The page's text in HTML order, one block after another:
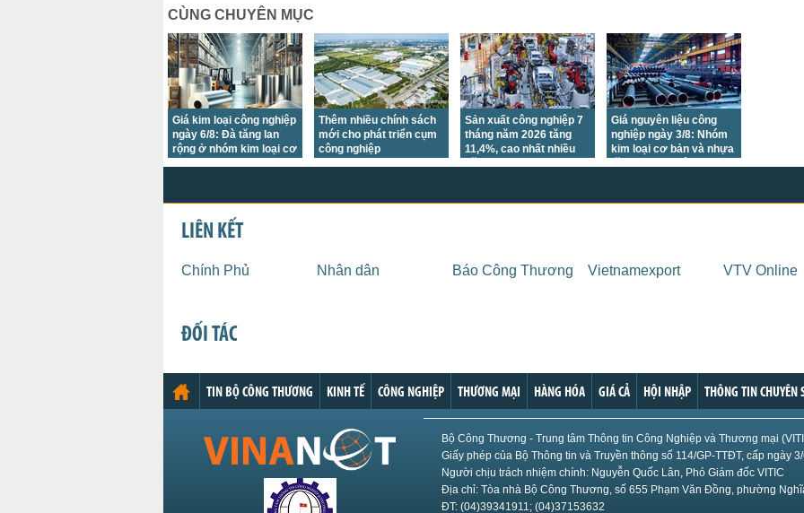
CÙNG CHUYÊN MỤC
Giá kim loại công nghiệp
ngày 6/8: Đà tăng lan
rộng ở nhóm kim loại cơ
Thêm nhiều chính sách
mới cho phát triển cụm
công nghiệp
Sản xuất công nghiệp 7
tháng năm 2026 tăng
11,4%, cao nhất nhiều
Giá nguyên liệu công
nghiệp ngày 3/8: Nhóm
kim loại cơ bản và nhựa
LIÊN KẾT
Chính Phủ Nhân dân Báo Công Thương Vietnamexport VTV Online
ĐỐI TÁC
TIN BỘ CÔNG THƯƠNG KINH TẾ CÔNG NGHIỆP THƯƠNG MẠI HÀNG HÓA GIÁ CẢ HỘI NHẬP THÔNG TIN CHUYÊN
Bộ Công Thương - Trung tâm Thông tin Công Nghiệp và Thương mại
Giấy phép của Bộ Thông tin và Truyền thông số 114/GP-TTĐT, cấp ngày
Người chịu trách nhiệm chính: Nguyễn Quốc Lân, Phó Giám đốc VITIC
Địa chỉ: Tòa nhà Bộ Công Thương, số 655 Phạm Văn Đồng, phường
ĐT: (04)39341911; (04)37153632